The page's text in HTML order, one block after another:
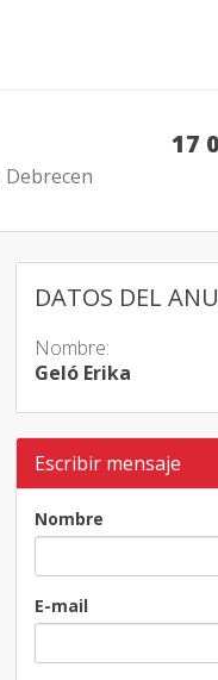
17
DATOS DEL
Nombre:
Geló Erika
Escribir mensaje
Nombre
E-mail